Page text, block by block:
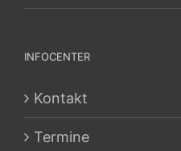
INFOCENTER
Kontakt
Termine